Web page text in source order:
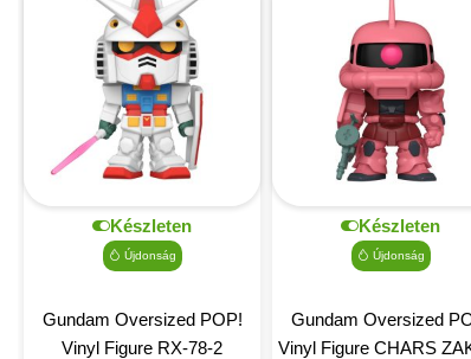
Készleten
Újdonság
Gundam Oversized POP!
Vinyl Figure RX-78-2
Készleten
Újdonság
Gundam Oversized
Vinyl Figure CHARS